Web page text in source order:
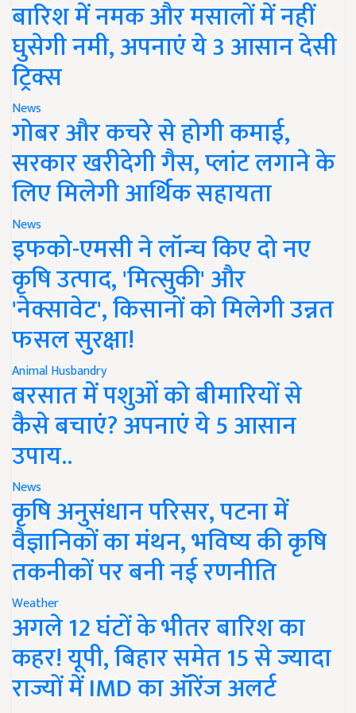
बारिश में नमक और मसालों में नहीं
घुसेगी नमी, अपनाएं ये 3 आसान देसी
ट्रिक्स
News
गोबर और कचरे से होगी कमाई,
सरकार खरीदेगी गैस, प्लांट लगाने के
लिए मिलेगी आर्थिक सहायता
News
इफको-एमसी ने लॉन्च किए दो नए
कृषि उत्पाद, 'मित्सुकी' और
'नेक्सावेट', किसानों को मिलेगी उन्नत
फसल सुरक्षा!
Animal Husbandry
बरसात में पशुओं को बीमारियों से
कैसे बचाएं? अपनाएं ये 5 आसान
उपाय..
News
कृषि अनुसंधान परिसर, पटना में
वैज्ञानिकों का मंथन, भविष्य की कृषि
तकनीकों पर बनी नई रणनीति
Weather
अगले 12 घंटों के भीतर बारिश का
कहर! यूपी, बिहार समेत 15 से ज्यादा
राज्यों में IMD का ऑरेंज अलर्ट